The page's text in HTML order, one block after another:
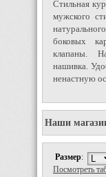
Стильная
мужского
боковых
клапаны.
нашивка.
ненастную
Наши
Размер:
Посмотреть